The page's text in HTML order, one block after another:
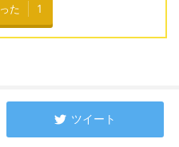
た 1
ツイート